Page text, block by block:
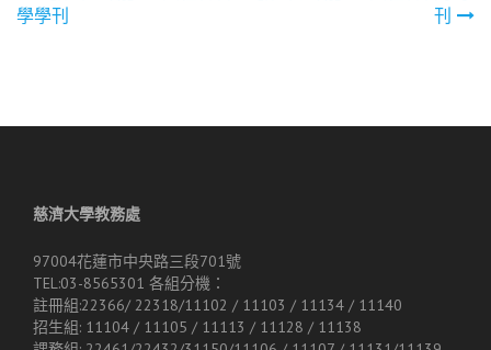
章
學學刊
刊
慈濟大學教務處
97004花蓮市中央路三段701號
TEL:03-8565301 各組分機：
註冊組:22366/ 22318/11102 / 11103 / 11134 / 11140
招生組: 11104 / 11105 / 11113 / 11128 / 11138